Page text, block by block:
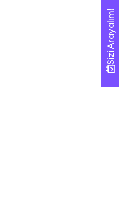
Sizi Arayalım!
Sizi Arayalım!